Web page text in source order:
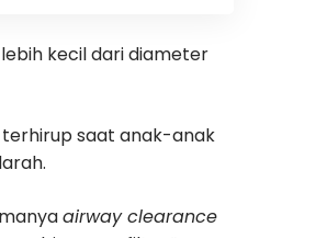
kecil dari diameter
saat anak-anak
airway clearance